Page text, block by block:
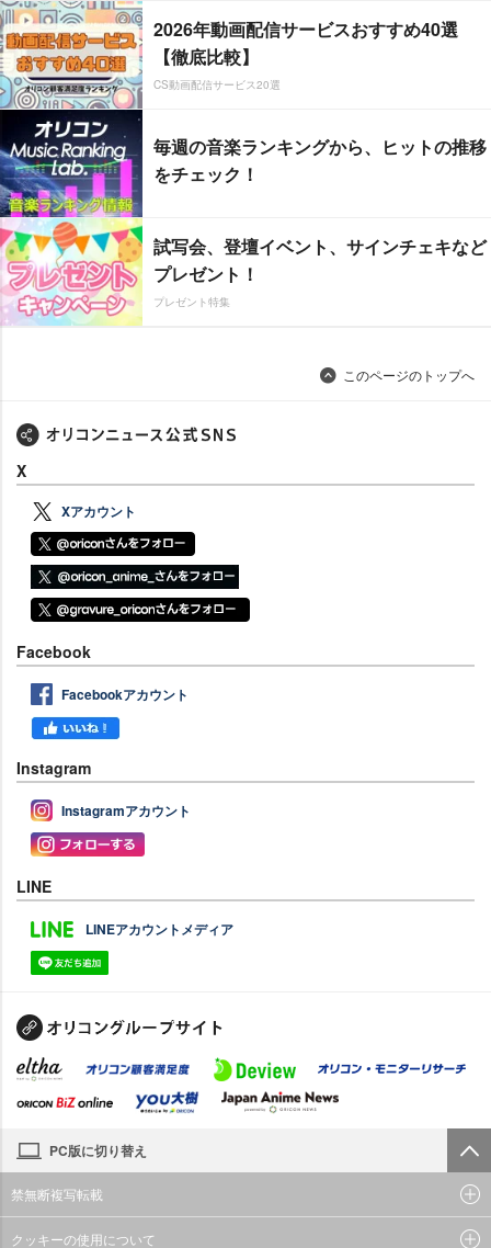
2026年動画配信サービスおすすめ40選
【徹底比較】
CS動画配信サービス20選
毎週の音楽ランキングから、ヒットの推移
をチェック！
試写会、登壇イベント、サインチェキなど
プレゼント！
プレゼント特集
このページのトップへ
X
Xアカウント
Facebook
Facebookアカウント
Instagram
Instagramアカウント
LINE
LINEアカウントメディア
PC版に切り替え
禁無断複写転載
クッキーの使用について